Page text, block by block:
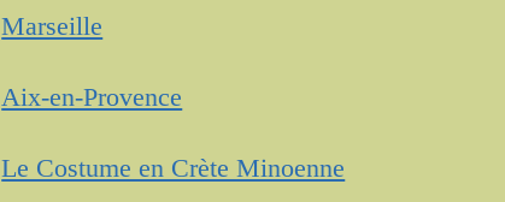
Marseille
Aix-en-Provence
Le Costume en Crète Minoenne